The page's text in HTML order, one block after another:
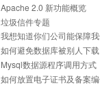
Apache 2.0 新功能概览
垃圾信件专题
我想知道你们公司能保障
如何避免数据库被别人下
Mysql数据源程序调用方
如何放置电子证书及备案